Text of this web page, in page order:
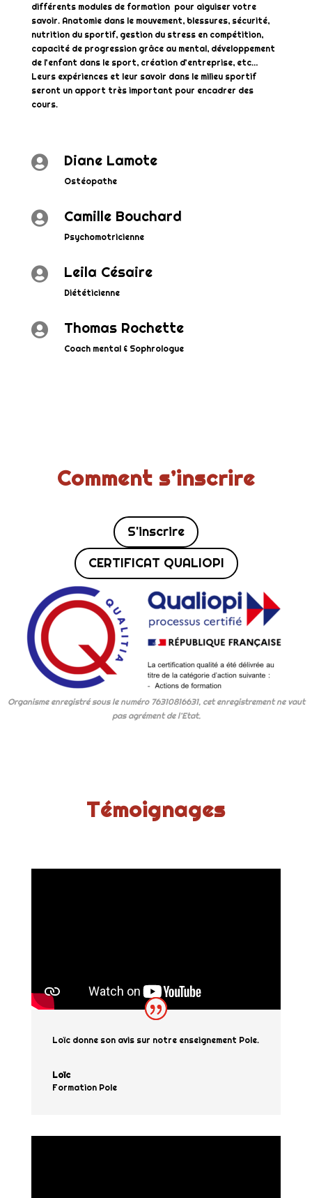
différents modules de formation pour aiguiser votre
savoir. Anatomie dans le mouvement, blessures, sécurité,
nutrition du sportif, gestion du stress en compétition,
capacité de progression grâce au mental, développement
de l’enfant dans le sport, création d’entreprise, etc…
Leurs expériences et leur savoir dans le milieu sportif
seront un apport très important pour encadrer des
cours.
 Diane Lamote
Ostéopathe
 Camille Bouchard
Psychomotricienne
 Leila Césaire
Diététicienne
 Thomas Rochette
Coach mental & Sophrologue
Comment s’inscrire
S'inscrire
CERTIFICAT QUALIOPI
Organisme enregistré sous le numéro 76310816631, cet enregistrement ne vaut
pas agrément de l’Etat.
Témoignages
Loïc donne son avis sur notre enseignement Pole.
Loïc
Formation Pole